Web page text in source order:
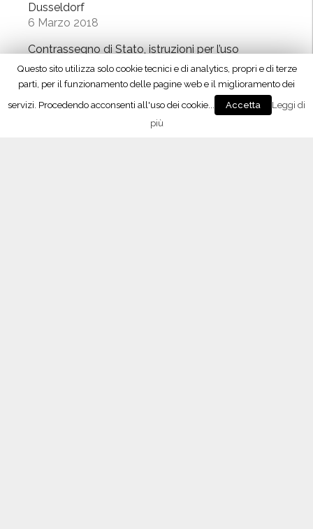
Dusseldorf
6 Marzo 2018
Contrassegno di Stato, istruzioni per l’uso
28 Febbraio 2018
Oltrepò Pavese, approvati i nuovi disciplinari di
produzione
Questo sito utilizza solo cookie tecnici e di analytics, propri e di terze
parti, per il funzionamento delle pagine web e il miglioramento dei
servizi. Procedendo acconsenti all'uso dei cookie...
Accetta
Leggi di
più